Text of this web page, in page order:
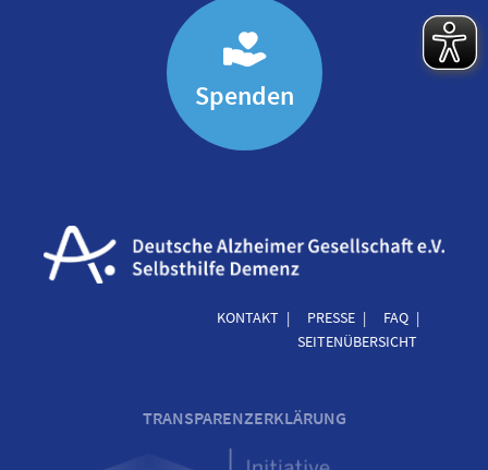
Spenden
KONTAKT PRESSE
FAQ
SEITENÜBERSICHT
TRANSPARENZERKLÄRUNG